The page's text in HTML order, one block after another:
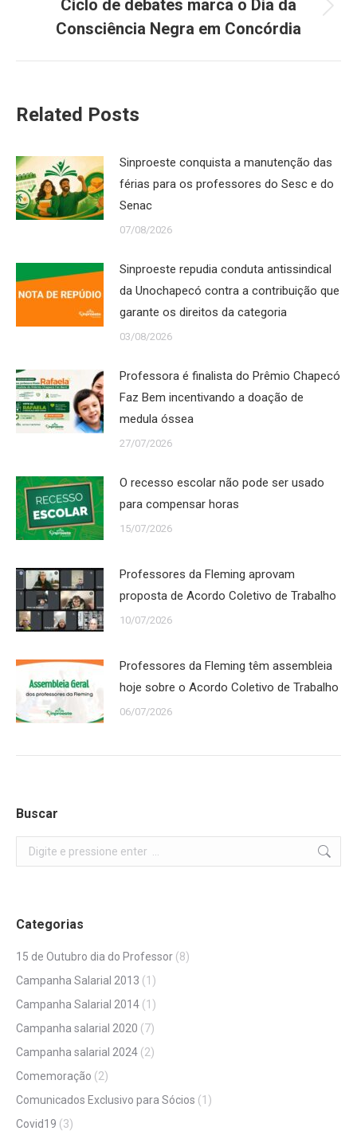
Próximo
post:
Ciclo de debates marca o Dia da
Consciência Negra em Concórdia
Related Posts
Sinproeste conquista a manutenção das
férias para os professores do Sesc e do
Senac
07/08/2026
Sinproeste repudia conduta antissindical
da Unochapecó contra a contribuição que
garante os direitos da categoria
03/08/2026
Professora é finalista do Prêmio Chapecó
Faz Bem incentivando a doação de
medula óssea
27/07/2026
O recesso escolar não pode ser usado
para compensar horas
15/07/2026
Professores da Fleming aprovam
proposta de Acordo Coletivo de Trabalho
10/07/2026
Professores da Fleming têm assembleia
hoje sobre o Acordo Coletivo de Trabalho
06/07/2026
Buscar
Search:
Categorias
15 de Outubro dia do Professor (8)
Campanha Salarial 2013 (1)
Campanha Salarial 2014 (1)
Campanha salarial 2020 (7)
Campanha salarial 2024 (2)
Comemoração (2)
Comunicados Exclusivo para Sócios (1)
Covid19 (3)